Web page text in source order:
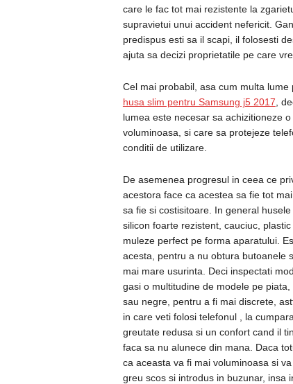
care le fac tot mai rezistente la
supravietui unui accident nefericit.
predispus esti sa il scapi, il folosesti
ajuta sa decizi proprietatile pe care
Cel mai probabil, asa cum multa
husa slim pentru Samsung j5 2017 ,
lumea este necesar sa achizitioneze
voluminoasa, si care sa protejeze
conditii de utilizare.
De asemenea progresul in ceea ce
acestora face ca acestea sa fie tot
sa fie si costisitoare. In general
silicon foarte rezistent, cauciuc,
muleze perfect pe forma aparatului.
acesta, pentru a nu obtura butoanele
mai mare usurinta. Deci inspectati
gasi o multitudine de modele pe
sau negre, pentru a fi mai discrete,
in care veti folosi telefonul , la
greutate redusa si un confort cand il
faca sa nu alunece din mana. Daca
ca aceasta va fi mai voluminoasa si
greu scos si introdus in buzunar, insa